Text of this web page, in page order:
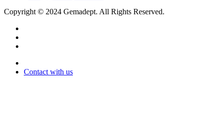
Copyright © 2024 Gemadept. All Rights Reserved.
Contact with us